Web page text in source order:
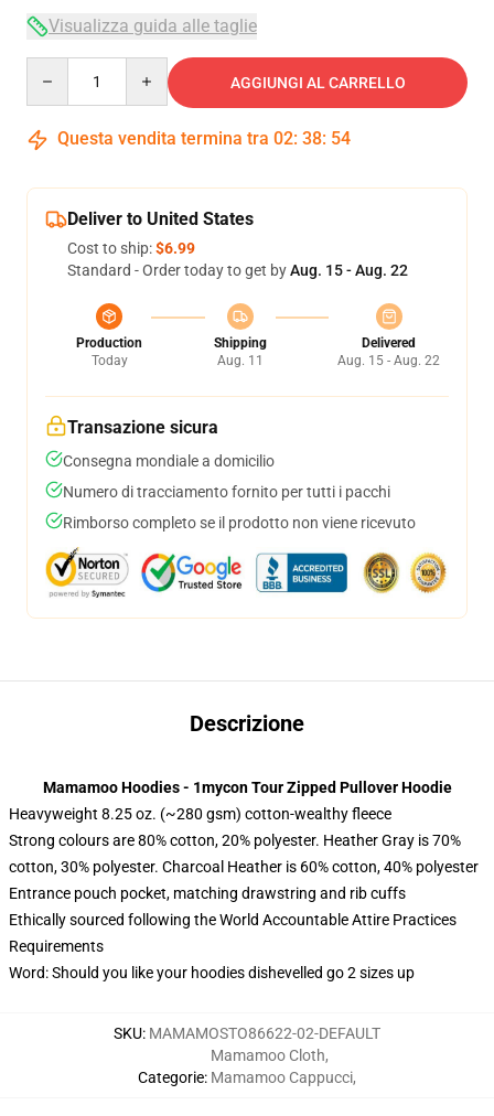
Visualizza guida alle taglie
AGGIUNGI AL CARRELLO
Questa vendita termina tra 02: 38: 54
Deliver to United States
Cost to ship:$6.99
Standard - Order today to get byAug. 15 - Aug. 22
Production
Today
Shipping
Aug. 11
Delivered
Aug. 15 - Aug. 22
Transazione sicura
Consegna mondiale a domicilio
Numero di tracciamento fornito per tutti i pacchi
Rimborso completo se il prodotto non viene ricevuto
Descrizione
Mamamoo Hoodies - 1mycon Tour Zipped Pullover Hoodie
Heavyweight 8.25 oz. (~280 gsm) cotton-wealthy fleece
Strong colours are 80% cotton, 20% polyester. Heather Gray is 70%
cotton, 30% polyester. Charcoal Heather is 60% cotton, 40% polyester
Entrance pouch pocket, matching drawstring and rib cuffs
Ethically sourced following the World Accountable Attire Practices
Requirements
Word: Should you like your hoodies dishevelled go 2 sizes up
SKU: MAMAMOSTO86622-02-DEFAULT
Categorie:
Mamamoo Cloth,
Mamamoo Cappucci,